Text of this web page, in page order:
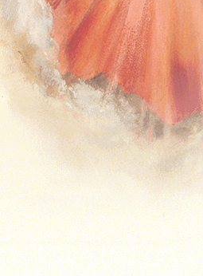
Predici
Predici
Predici
Zilnice
Advent
Crăciun
Postul Mare
Timpul Pascal
Timpul de peste an
Solemnități și
Sacramente – Predici
Predici – Botezuri
Predici – Căsătorii
Predici –
Tematice
Papa Francisc
Cred in Isus Cristos
Cred în Dumnezeu
Predici – Taina